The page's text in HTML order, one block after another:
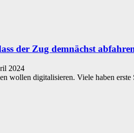
der Zug demnächst
2024
wollen digitalisieren. Viele haben